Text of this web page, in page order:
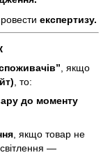
експертизу.
, якщо
, то:
до моменту
, якщо товар не
—